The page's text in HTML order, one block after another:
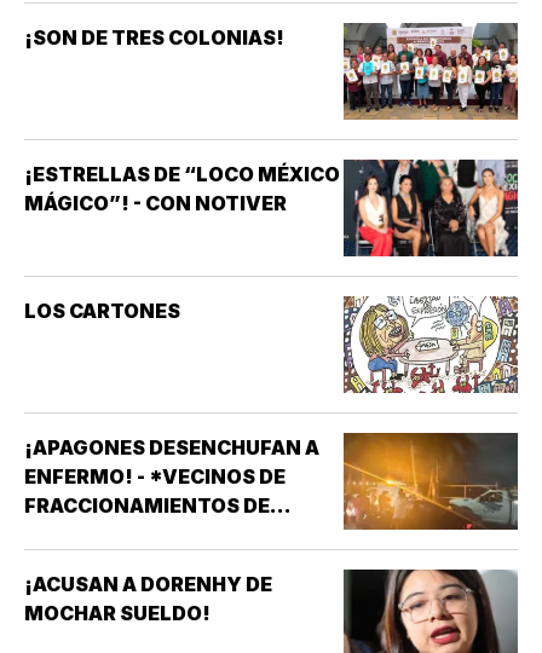
¡SON DE TRES COLONIAS!
¡ESTRELLAS DE “LOCO MÉXICO
MÁGICO”! - CON NOTIVER
LOS CARTONES
¡APAGONES DESENCHUFAN A
ENFERMO! - *VECINOS DE
FRACCIONAMIENTOS DE
AFECTAN ELEVADORES,
TRATAMIENTOS MÉDICOS Y
¡ACUSAN A DORENHY DE
MOCHAR SUELDO!